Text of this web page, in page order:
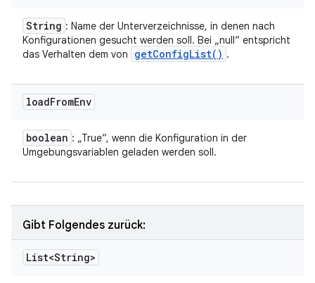
String : Name der Unterverzeichnisse, in denen nach
Konfigurationen gesucht werden soll. Bei „null“ entspricht
das Verhalten dem von
getConfigList( ) .
loadFromEnv
boolean : „True“, wenn die Konfiguration in der
Umgebungsvariablen geladen werden soll.
Gibt Folgendes zurück:
List<String>